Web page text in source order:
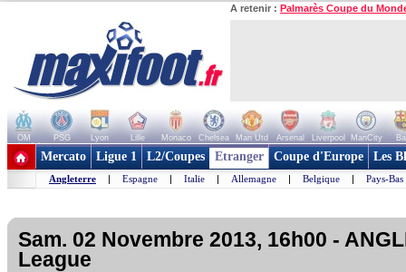
A retenir : Palmarès Coupe du
OM PSG Lyon Lille Monaco Chelsea Man Utd Arsenal Liverpool ManCity
+ de clubs
Mercato Ligue 1 L2/Coupes Etranger Coupe d'Europe Les
Angleterre | Espagne | Italie | Allemagne | Belgique | Pays-Bas
Sam. 02 Novembre 2013, 16h00 -
League